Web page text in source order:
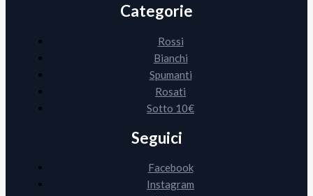
Categorie
Rossi
Bianchi
Spumanti
Rosati
Sotto 10€
Seguici
Facebook
Instagram